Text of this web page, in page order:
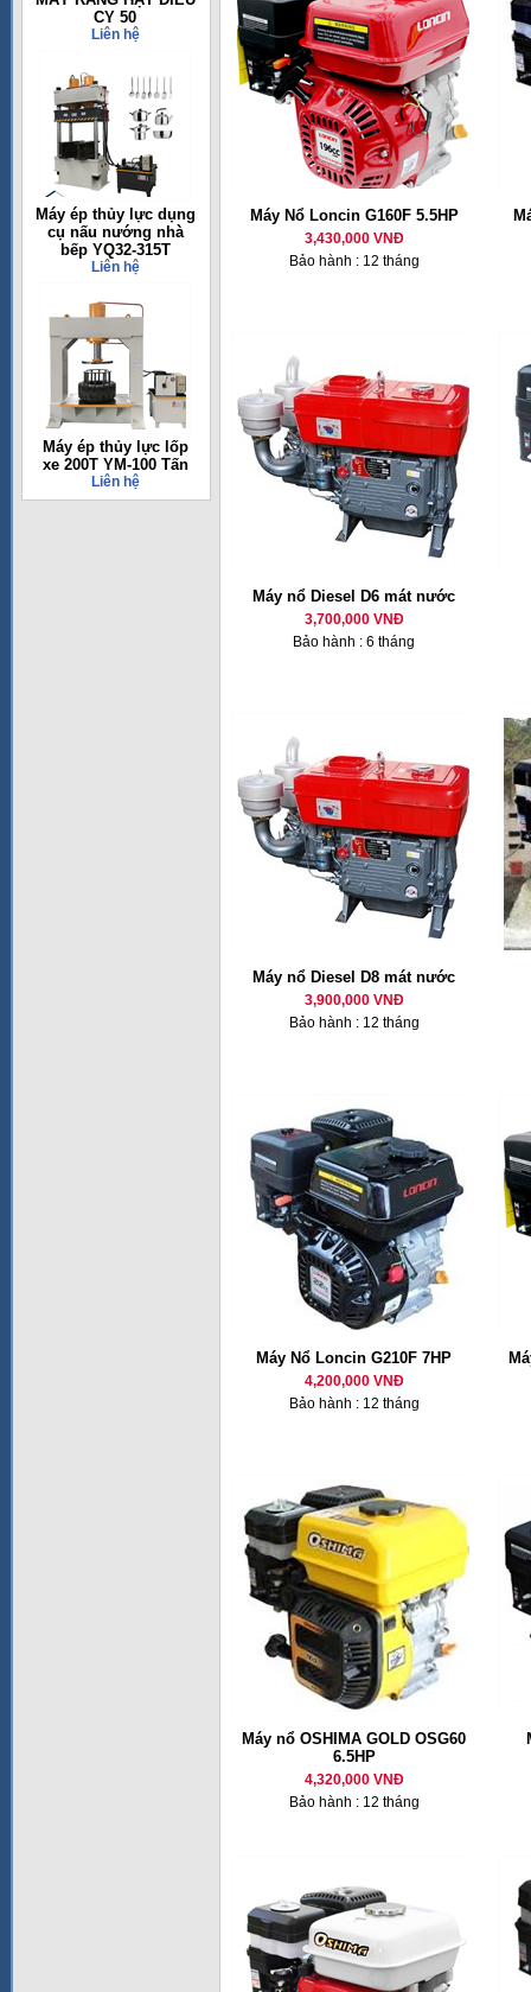
CY 50
Liên hệ
Máy ép thủy lực dụng
cụ nấu nướng nhà
bếp YQ32-315T
Liên hệ
Máy ép thủy lực lốp
xe 200T YM-100 Tấn
Liên hệ
Máy Nổ Loncin G160F 5.5HP
3,430,000 VNĐ
Bảo hành : 12 tháng
Máy nổ Diesel D6 mát nước
3,700,000 VNĐ
Bảo hành : 6 tháng
Máy nổ Diesel D8 mát nước
3,900,000 VNĐ
Bảo hành : 12 tháng
Máy Nổ Loncin G210F 7HP
4,200,000 VNĐ
Bảo hành : 12 tháng
Máy nổ OSHIMA GOLD OSG60
6.5HP
4,320,000 VNĐ
Bảo hành : 12 tháng